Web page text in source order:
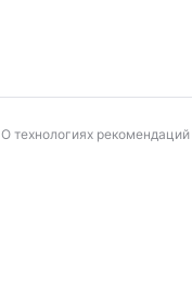
О технологиях рекомендаций